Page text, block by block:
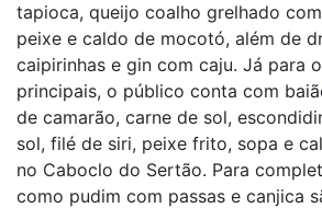
tapioca, queijo coalho grelhado
peixe e caldo de mocotó, além de
caipirinhas e gin com caju. Já para
principais, o público conta com
de camarão, carne de sol,
sol, filé de siri, peixe frito, sopa e
no Caboclo do Sertão. Para
como pudim com passas e canjica